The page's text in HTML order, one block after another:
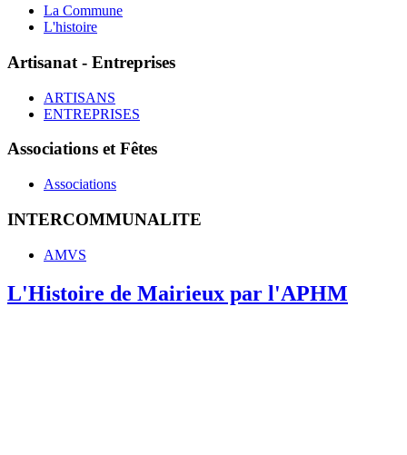
La Commune
L'histoire
Artisanat - Entreprises
ARTISANS
ENTREPRISES
Associations et Fêtes
Associations
INTERCOMMUNALITE
AMVS
L'Histoire de Mairieux par l'APHM